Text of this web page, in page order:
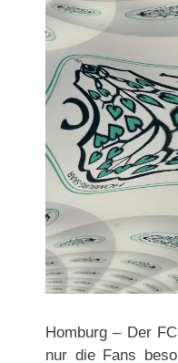
Homburg – Der
nur die Fans